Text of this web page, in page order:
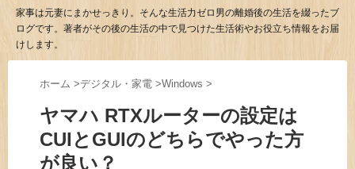
家事は元妻にまかせっきり。そんな生活力ゼロ男の離婚後の生活を綴ったブ
ログです。著者がその後の生活の中で見つけた生活術やお役立ち情報をお届
けします。
ホーム >デジタル・家電 >Windows >
ヤマハ RTXルーターの設定は
CUIとGUIのどちらでやった方
が良い？